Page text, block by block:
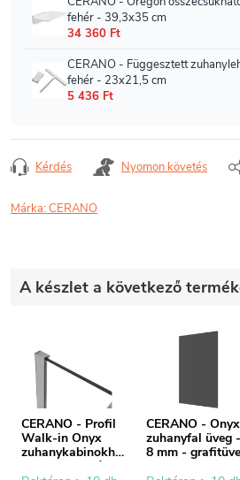
Kérdés Nyomon követés
Márka:CERANO
A készlet a következő
CERANO - Profil
Walk-in Onyx
zuhanykabinokho
z - 8 mm - króm -
CERANO - Onyx
zuhanyfal üveg -
8 mm -